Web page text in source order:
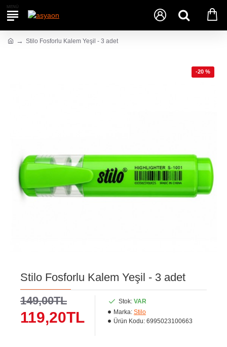
Stilo Fosforlu Kalem Yeşil - 3 adet
-20 %
Stilo Fosforlu Kalem Yeşil - 3 adet
119,20TL
149,00TL Stok: VAR
Marka: Stilo
Ürün Kodu: 6995023100663